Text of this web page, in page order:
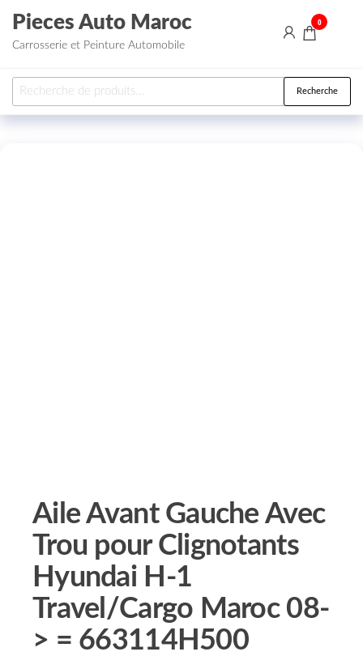
Aller au contenu
Pieces Auto Maroc
Carrosserie et Peinture Automobile
0
Recherche pour : Recherche
Aile Avant Gauche Avec
Trou pour Clignotants
Hyundai H-1
Travel/Cargo Maroc 08-
> = 663114H500